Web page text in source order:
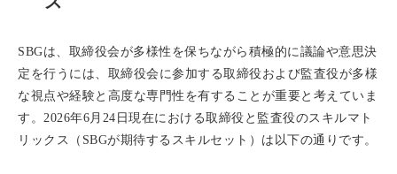
SBGは、取締役会が多様性を保ちながら積極的に議論や意思決
定を行うには、取締役会に参加する取締役および監査役が多様
な視点や経験と高度な専門性を有することが重要と考えていま
す。2026年6月24日現在における取締役と監査役のスキルマト
リックス（SBGが期待するスキルセット）は以下の通りです。